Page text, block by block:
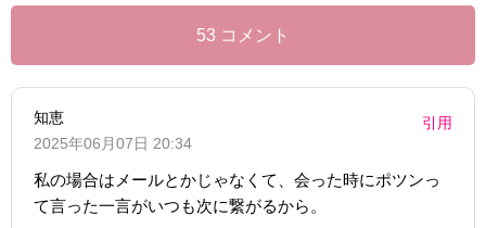
53 コメント
知恵
2025年06月07日 20:34
引用
私の場合はメールとかじゃなくて、会った時にポツンっ
て言った一言がいつも次に繋がるから。